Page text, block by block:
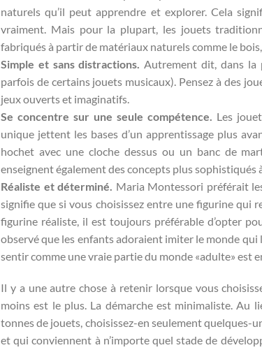
naturels qu’il peut apprendre et explorer. Cela
vraiment. Mais pour la plupart, les jouets
fabriqués à partir de matériaux naturels comme le
Simple et sans distractions. Autrement dit, dans la
parfois de certains jouets musicaux). Pensez à des
jeux ouverts et imaginatifs.
Se concentre sur une seule compétence.
Les
unique jettent les bases d’un apprentissage plus
hochet avec une cloche dessus ou un banc de
enseignent également des concepts plus
Réaliste et déterminé. Maria Montessori préférait
signifie que si vous choisissez entre une figurine qui
figurine réaliste, il est toujours préférable d’opter
observé que les enfants adoraient imiter le monde
sentir comme une vraie partie du monde «adulte» est
Il y a une autre chose à retenir lorsque vous
moins est le plus. La démarche est minimaliste.
tonnes de jouets, choisissez-en seulement
et qui conviennent à n’importe quel stade de